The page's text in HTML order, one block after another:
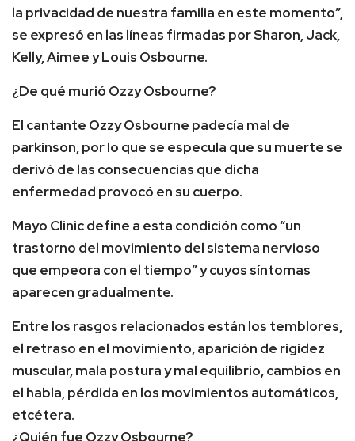
la privacidad de nuestra familia en este momento”,
se expresó en las líneas firmadas por Sharon, Jack,
Kelly, Aimee y Louis Osbourne.
¿De qué murió Ozzy Osbourne?
El cantante Ozzy Osbourne padecía mal de
parkinson, por lo que se especula que su muerte se
derivó de las consecuencias que dicha
enfermedad provocó en su cuerpo.
Mayo Clinic define a esta condición como “un
trastorno del movimiento del sistema nervioso
que empeora con el tiempo” y cuyos síntomas
aparecen gradualmente.
Entre los rasgos relacionados están los temblores,
el retraso en el movimiento, aparición de rigidez
muscular, mala postura y mal equilibrio, cambios en
el habla, pérdida en los movimientos automáticos,
etcétera.
¿Quién fue Ozzy Osbourne?